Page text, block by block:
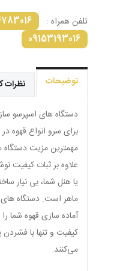
تلفن همراه : _
09153193016
توضیحات نظرات
دستگاه های اسپرسو
برای سرو انواع قهوه
مهمترین مزیت دستگاه
علاوه بر ثبات کیفیت
یا هنل شما، بی نیار
ماهر است. دستگاه های
آماده سازی قهوه شما
کیفیت و تنها با
می‌کنند.